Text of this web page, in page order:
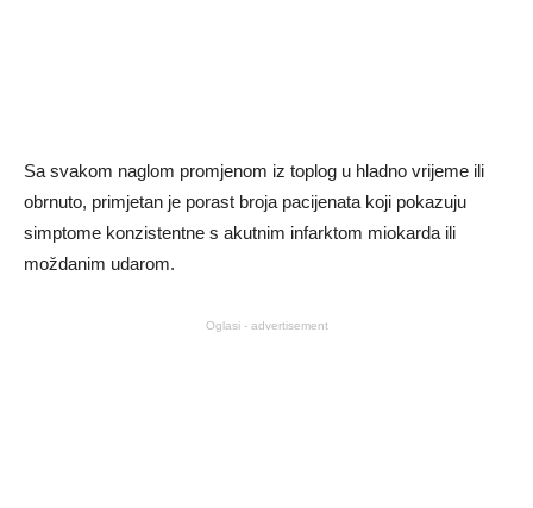
Sa svakom naglom promjenom iz toplog u hladno vrijeme ili
obrnuto, primjetan je porast broja pacijenata koji pokazuju
simptome konzistentne s akutnim infarktom miokarda ili
moždanim udarom.
Oglasi - advertisement